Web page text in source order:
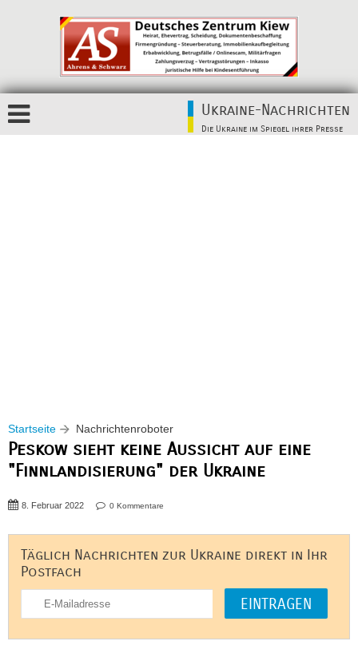
Ukraine-Nachrichten
Die Ukraine im Spiegel ihrer Presse
Startseite Nachrichtenroboter
Peskow sieht keine Aussicht auf eine
"Finnlandisierung" der Ukraine
8. Februar 2022 0 Kommentare
Täglich Nachrichten zur Ukraine direkt in Ihr
Postfach